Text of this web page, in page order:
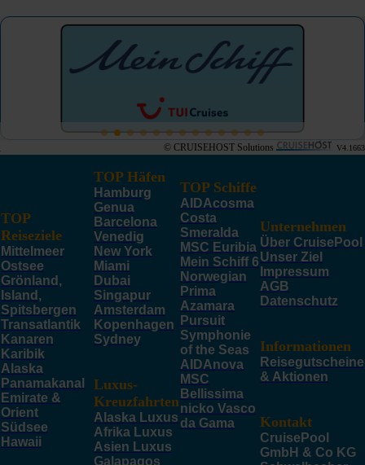
© CRUISEHOST Solutions V4.1663
TOP
Reiseziele
Mittelmeer
Ostsee
Grönland,
Island,
Spitsbergen
Transatlantik
Kanaren
Karibik
Alaska
Panamakanal
Emirate &
Orient
Südsee
Hawaii
TOP Häfen
Hamburg
Genua
Barcelona
Venedig
New York
Miami
Dubai
Singapur
Amsterdam
Kopenhagen
Sydney
Luxus-
Kreuzfahrten
Alaska Luxus
Afrika Luxus
Asien Luxus
Galapagos
TOP Schiffe
AIDAcosma
Costa
Smeralda
MSC Euribia
Mein Schiff 6
Norwegian
Prima
Azamara
Pursuit
Symphonie
of the Seas
AIDAnova
MSC
Bellissima
nicko Vasco
da Gama
Unternehmen
Über CruisePool
Unser Ziel
Impressum
AGB
Datenschutz
Informationen
Reisegutscheine
& Aktionen
Kontakt
CruisePool
GmbH & Co KG